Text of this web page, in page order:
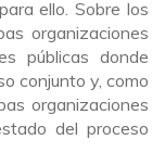
ello. Sobre los
organizaciones
públicas donde
conjunto y, como
organizaciones
del proceso